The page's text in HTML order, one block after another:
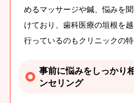
めるマッサージや鍼、悩みを
けており、歯科医療の垣根を
行っているのもクリニックの特
事前に悩みをしっかり
ンセリング